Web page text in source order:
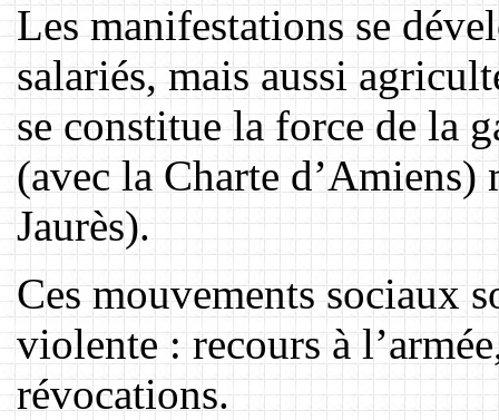
Les manifestations se
salariés, mais aussi
se constitue la force de la
(avec la Charte d’Amiens)
Jaurès).
Ces mouvements sociaux
violente : recours à
révocations.